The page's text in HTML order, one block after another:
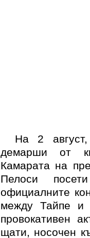
На 2
демарши от
Камарата на
Пелоси
официалните
между Тайпе и
провокативен
щати, носочен